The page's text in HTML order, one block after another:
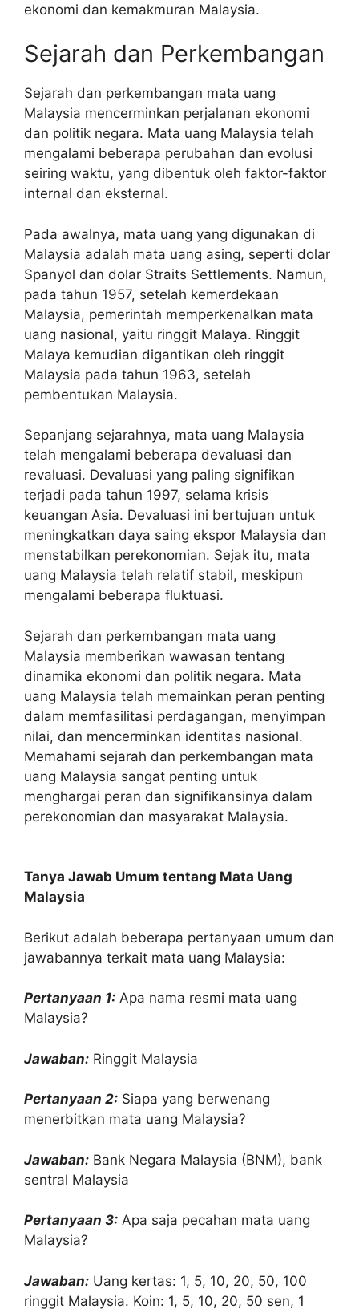
ekonomi dan kemakmuran Malaysia.
Sejarah dan Perkembangan
Sejarah dan perkembangan mata uang
Malaysia mencerminkan perjalanan ekonomi
dan politik negara. Mata uang Malaysia telah
mengalami beberapa perubahan dan evolusi
seiring waktu, yang dibentuk oleh faktor-faktor
internal dan eksternal.
Pada awalnya, mata uang yang digunakan di
Malaysia adalah mata uang asing, seperti dolar
Spanyol dan dolar Straits Settlements. Namun,
pada tahun 1957, setelah kemerdekaan
Malaysia, pemerintah memperkenalkan mata
uang nasional, yaitu ringgit Malaya. Ringgit
Malaya kemudian digantikan oleh ringgit
Malaysia pada tahun 1963, setelah
pembentukan Malaysia.
Sepanjang sejarahnya, mata uang Malaysia
telah mengalami beberapa devaluasi dan
revaluasi. Devaluasi yang paling signifikan
terjadi pada tahun 1997, selama krisis
keuangan Asia. Devaluasi ini bertujuan untuk
meningkatkan daya saing ekspor Malaysia dan
menstabilkan perekonomian. Sejak itu, mata
uang Malaysia telah relatif stabil, meskipun
mengalami beberapa fluktuasi.
Sejarah dan perkembangan mata uang
Malaysia memberikan wawasan tentang
dinamika ekonomi dan politik negara. Mata
uang Malaysia telah memainkan peran penting
dalam memfasilitasi perdagangan, menyimpan
nilai, dan mencerminkan identitas nasional.
Memahami sejarah dan perkembangan mata
uang Malaysia sangat penting untuk
menghargai peran dan signifikansinya dalam
perekonomian dan masyarakat Malaysia.
Tanya Jawab Umum tentang Mata Uang
Malaysia
Berikut adalah beberapa pertanyaan umum dan
jawabannya terkait mata uang Malaysia:
Pertanyaan 1: Apa nama resmi mata uang
Malaysia?
Jawaban: Ringgit Malaysia
Pertanyaan 2: Siapa yang berwenang
menerbitkan mata uang Malaysia?
Jawaban: Bank Negara Malaysia (BNM), bank
sentral Malaysia
Pertanyaan 3: Apa saja pecahan mata uang
Malaysia?
Jawaban: Uang kertas: 1, 5, 10, 20, 50, 100
ringgit Malaysia. Koin: 1, 5, 10, 20, 50 sen, 1